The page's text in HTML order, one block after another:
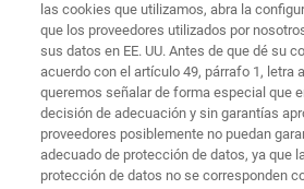
Términos y
condiciones
generales
Políticas de
cookies
Declaración
accesibilidad
las cookies que utilizamos, abra la
que los proveedores utilizados por
sus datos en EE. UU. Antes de que dé su
acuerdo con el artículo 49, párrafo 1, letra
queremos señalar de forma especial que
decisión de adecuación y sin garantías
proveedores posiblemente no puedan
adecuado de protección de datos, ya que
protección de datos no se corresponden